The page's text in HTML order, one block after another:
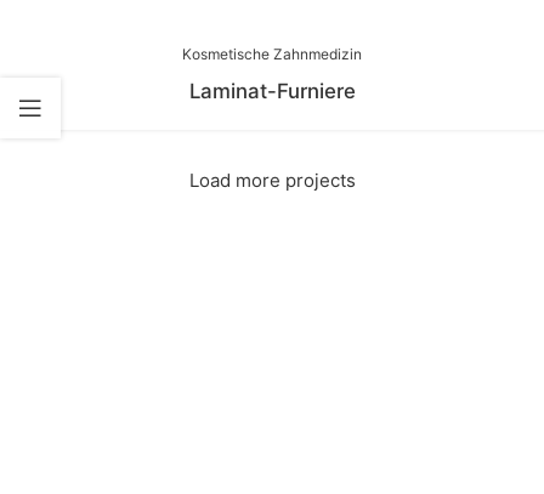
Kosmetische Zahnmedizin
Laminat-Furniere
Load more projects